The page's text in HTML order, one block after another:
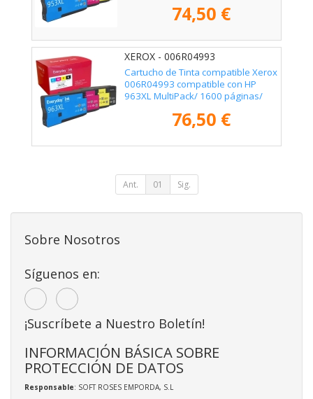
74,50 €
XEROX - 006R04993
Cartucho de Tinta compatible Xerox
006R04993 compatible con HP
963XL MultiPack/ 1600 páginas/
76,50 €
Ant. 01 Sig.
Sobre Nosotros
Síguenos en:
¡Suscríbete a Nuestro Boletín!
INFORMACIÓN BÁSICA SOBRE
PROTECCIÓN DE DATOS
Responsable: SOFT ROSES EMPORDA, S.L